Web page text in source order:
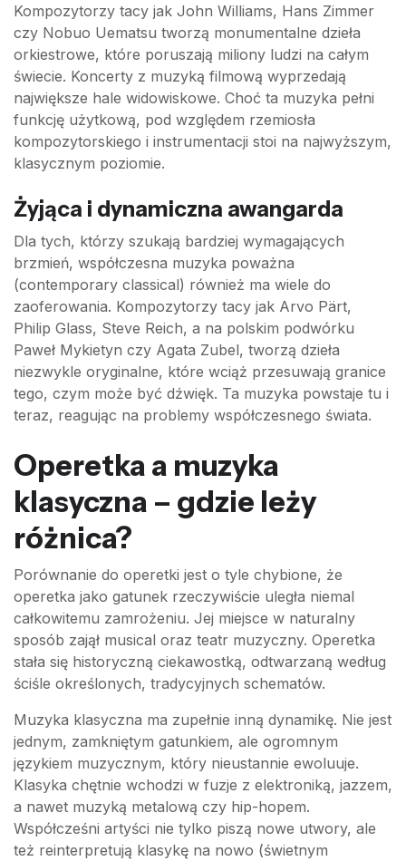
Kompozytorzy tacy jak John Williams, Hans Zimmer
czy Nobuo Uematsu tworzą monumentalne dzieła
orkiestrowe, które poruszają miliony ludzi na całym
świecie. Koncerty z muzyką filmową wyprzedają
największe hale widowiskowe. Choć ta muzyka pełni
funkcję użytkową, pod względem rzemiosła
kompozytorskiego i instrumentacji stoi na najwyższym,
klasycznym poziomie.
Żyjąca i dynamiczna awangarda
Dla tych, którzy szukają bardziej wymagających
brzmień, współczesna muzyka poważna
(contemporary classical) również ma wiele do
zaoferowania. Kompozytorzy tacy jak Arvo Pärt,
Philip Glass, Steve Reich, a na polskim podwórku
Paweł Mykietyn czy Agata Zubel, tworzą dzieła
niezwykle oryginalne, które wciąż przesuwają granice
tego, czym może być dźwięk. Ta muzyka powstaje tu i
teraz, reagując na problemy współczesnego świata.
Operetka a muzyka
klasyczna – gdzie leży
różnica?
Porównanie do operetki jest o tyle chybione, że
operetka jako gatunek rzeczywiście uległa niemal
całkowitemu zamrożeniu. Jej miejsce w naturalny
sposób zajął musical oraz teatr muzyczny. Operetka
stała się historyczną ciekawostką, odtwarzaną według
ściśle określonych, tradycyjnych schematów.
Muzyka klasyczna ma zupełnie inną dynamikę. Nie jest
jednym, zamkniętym gatunkiem, ale ogromnym
językiem muzycznym, który nieustannie ewoluuje.
Klasyka chętnie wchodzi w fuzje z elektroniką, jazzem,
a nawet muzyką metalową czy hip-hopem.
Współcześni artyści nie tylko piszą nowe utwory, ale
też reinterpretują klasykę na nowo (świetnym